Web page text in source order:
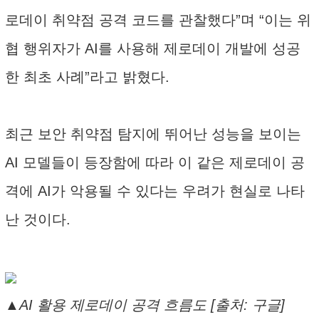
로데이 취약점 공격 코드를 관찰했다”며 “이는 위
협 행위자가 AI를 사용해 제로데이 개발에 성공
한 최초 사례”라고 밝혔다.
최근 보안 취약점 탐지에 뛰어난 성능을 보이는
AI 모델들이 등장함에 따라 이 같은 제로데이 공
격에 AI가 악용될 수 있다는 우려가 현실로 나타
난 것이다.
▲AI 활용 제로데이 공격 흐름도 [출처: 구글]